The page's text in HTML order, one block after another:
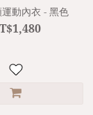
動內衣 - 黑色